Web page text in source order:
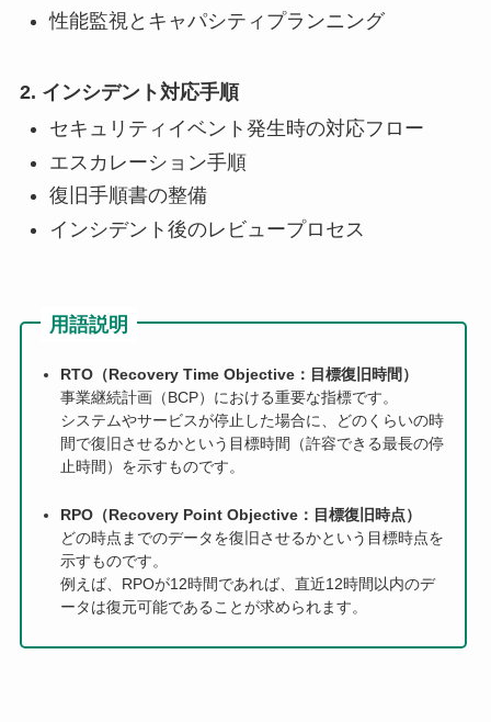
性能監視とキャパシティプランニング
2. インシデント対応手順
セキュリティイベント発生時の対応フロー
エスカレーション手順
復旧手順書の整備
インシデント後のレビュープロセス
用語説明
RTO（Recovery Time Objective：目標復旧時間）
事業継続計画（BCP）における重要な指標です。
システムやサービスが停止した場合に、どのくらいの時
間で復旧させるかという目標時間（許容できる最長の停
止時間）を示すものです。
RPO（Recovery Point Objective：目標復旧時点）
どの時点までのデータを復旧させるかという目標時点を
示すものです。
例えば、RPOが12時間であれば、直近12時間以内のデ
ータは復元可能であることが求められます。